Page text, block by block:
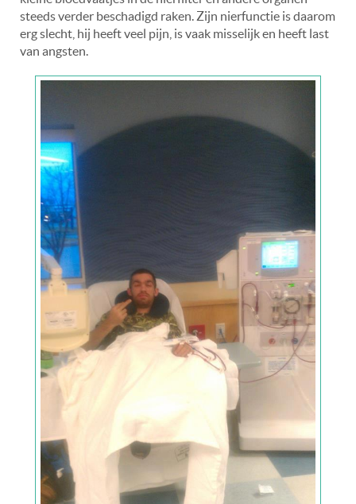
steeds verder beschadigd raken. Zijn nierfunctie is daarom
erg slecht, hij heeft veel pijn, is vaak misselijk en heeft last
van angsten.